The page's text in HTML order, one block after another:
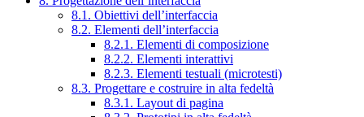
8.1. Obiettivi dell’interfaccia
8.2. Elementi dell’interfaccia
8.2.1. Elementi di composizione
8.2.2. Elementi interattivi
8.2.3. Elementi testuali (microtesti)
8.3. Progettare e costruire in alta fedeltà
8.3.1. Layout di pagina